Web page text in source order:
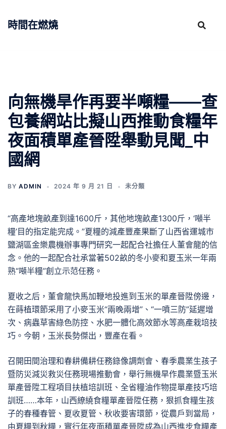
時間在燃燒
向無機旱作再要半噸糧——查
包養網站比擬山西推動食糧年
夜面積單產晉陞舉動見聞_中
國網
BY ADMIN 2024 年 9 月 21 日 未分類
“高產地塊畝產到達1600斤，其他地塊畝產1300斤，‘噸半
糧’目的指定能完成。”夏糧的減產豐產果斷了山西省運城市
鹽湖區金樂農機辦事專門研究一起配合社擔任人董會龍的信
念。他的一起配合社承當著502畝的冬小麥和夏玉米一年兩
熟“噸半糧”創立示范任務。
夏收之后，董會龍快馬加鞭地投進到玉米的單產晉陞傍邊，
在蒔植環節采用了小麥玉米“兩晚兩增”、“一噴三防”延遲增
次、病蟲草害綠色防控、水肥一體化高效節水等高產栽培技
巧。今朝，玉米長勢傑出，豐產在看。
召開田間治理和春耕備耕任務錄像調劑會、春季農業生孩子
暨防災減災救災任務現場推動會，舉行無機旱作農業暨玉米
單產晉陞工程項目扶植培訓班、全省糧油作物提單產技巧培
訓班……本年，山西繚繞食糧單產晉陞任務，狠抓食糧生孩
子的春種春管、夏收夏管、秋收要害環節，從農戶到當局，
由夏糧到秋糧，實行年夜面積單產晉陞成為山西進步食糧產